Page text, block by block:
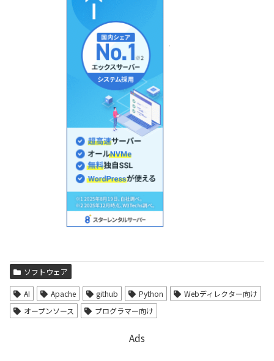
ソフトウェア
AI Apache github Python
Webディレクター向け
オープンソース
プログラマー向け
Ads